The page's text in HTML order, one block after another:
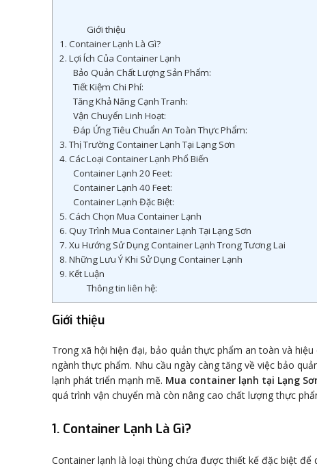
Giới thiệu
1. Container Lạnh Là Gì?
2. Lợi Ích Của Container Lạnh
Bảo Quản Chất Lượng Sản Phẩm:
Tiết Kiệm Chi Phí:
Tăng Khả Năng Cạnh Tranh:
Vận Chuyển Linh Hoạt:
Đáp Ứng Tiêu Chuẩn An Toàn Thực Phẩm:
3. Thị Trường Container Lạnh Tại Lạng Sơn
4. Các Loại Container Lạnh Phổ Biến
Container Lạnh 20 Feet:
Container Lạnh 40 Feet:
Container Lạnh Đặc Biệt:
5. Cách Chọn Mua Container Lạnh
6. Quy Trình Mua Container Lạnh Tại Lạng Sơn
7. Xu Hướng Sử Dụng Container Lạnh Trong Tương Lai
8. Những Lưu Ý Khi Sử Dụng Container Lạnh
9. Kết Luận
Thông tin liên hệ:
Giới thiệu
Trong xã hội hiện đại, bảo quản thực phẩm an toàn và
ngành thực phẩm. Nhu cầu ngày càng tăng về việc bảo
lạnh phát triển mạnh mẽ. Mua container lạnh tại Lạng
quá trình vận chuyển mà còn nâng cao chất lượng thực
1. Container Lạnh Là Gì?
Container lạnh là loại thùng chứa được thiết kế đặc biệt